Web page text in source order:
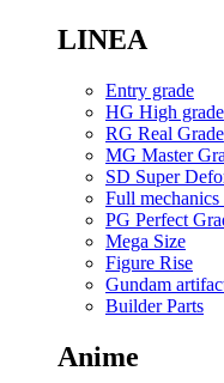
LINEA
Entry grade
HG High grade
RG Real Grade
MG Master
SD Super
Full mechanics
PG Perfect
Mega Size
Figure Rise
Gundam
Builder Parts
Anime